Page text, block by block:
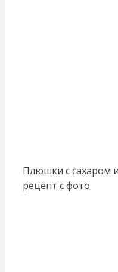
Плюшки с сахаром
рецепт с фото